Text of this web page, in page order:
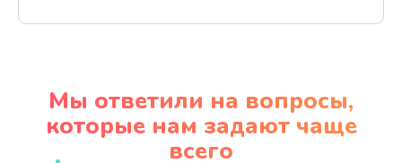
Заказать
Профилактическая чистка
Мы ответили на вопросы,
которые нам задают чаще
всего